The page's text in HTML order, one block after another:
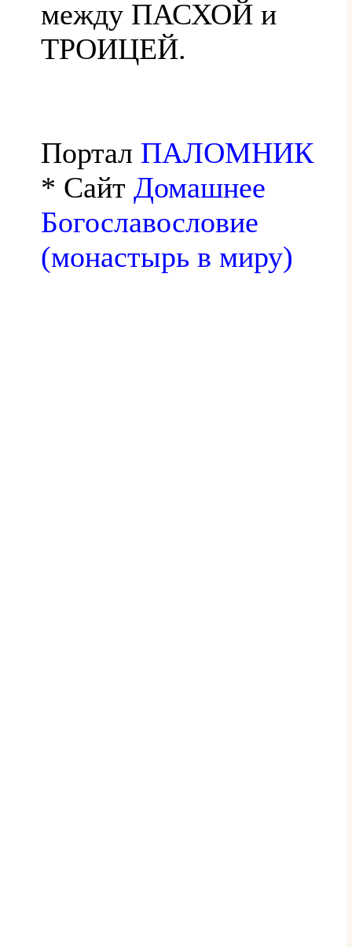
между ПАСХОЙ и
ТРОИЦЕЙ.
Портал ПАЛОМНИК
* Сайт Домашнее
Богославословие
(монастырь в миру)